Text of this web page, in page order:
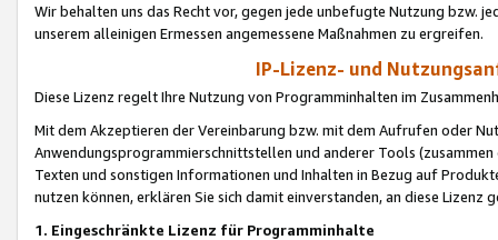
Wir behalten uns das Recht vor, gegen jede unbefugte Nutzung bzw.
unserem alleinigen Ermessen angemessene Maßnahmen zu ergreifen.
IP-Lizenz- und
Diese Lizenz regelt Ihre Nutzung von Programminhalten im
Mit dem Akzeptieren der Vereinbarung bzw. mit dem Aufrufen oder
Anwendungsprogrammierschnittstellen und anderer Tools (zusammen
Texten und sonstigen Informationen und Inhalten in Bezug auf
nutzen können, erklären Sie sich damit einverstanden, an diese Lizenz
1. Eingeschränkte Lizenz für Programminhalte